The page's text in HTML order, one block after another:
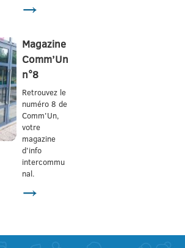
→
Magazine
Comm’Un
n°8
Retrouvez le
numéro 8 de
Comm'Un,
votre
magazine
d'info
intercommu
nal.
→